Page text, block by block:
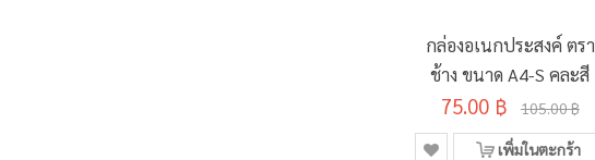
กล่องอเนกประสงค์ ตรา
ช้าง ขนาด A4-S คละสี
75.00 ฿ 105.00 ฿
เพิ่มในตะกร้า